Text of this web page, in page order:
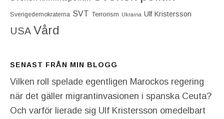
Sverigedemokraterna SVT Terrorism Ukraina Ulf Kristersson
USA Vård
SENAST FRÅN MIN BLOGG
Vilken roll spelade egentligen Marockos regering
när det gäller migrantinvasionen i spanska Ceuta?
Och varför lierade sig Ulf Kristersson omedelbart